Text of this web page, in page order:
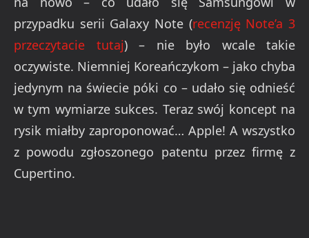
przypadku serii Galaxy Note (recenzję Note’a 3
przeczytacie tutaj) – nie było wcale takie
oczywiste. Niemniej Koreańczykom – jako chyba
jedynym na świecie póki co – udało się odnieść
w tym wymiarze sukces. Teraz swój koncept na
rysik miałby zaproponować… Apple! A wszystko
z powodu zgłoszonego patentu przez firmę z
Cupertino.